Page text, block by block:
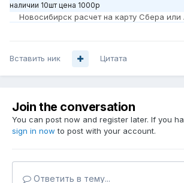
наличии 10шт цена 1000р
Новосибирск расчет на карту Сбера или
Вставить ник Цитата
Join the conversation
You can post now and register later. If you
sign in now to post with your account.
Ответить в тему...